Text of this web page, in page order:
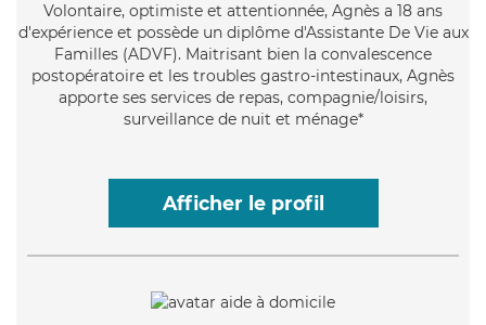
Volontaire, optimiste et attentionnée, Agnès a 18 ans
d'expérience et possède un diplôme d'Assistante De Vie aux
Familles (ADVF). Maitrisant bien la convalescence
postopératoire et les troubles gastro-intestinaux, Agnès
apporte ses services de repas, compagnie/loisirs,
surveillance de nuit et ménage*
Afficher le profil